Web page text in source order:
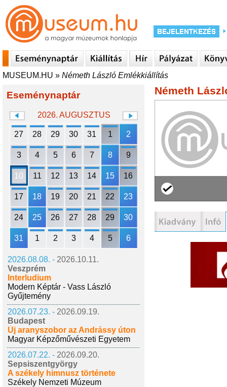
MUSEUM.HU » Németh László Emlékkiállítás
Eseménynaptár
2026. AUGUSZTUS
27 28 29 30 31 1 2
3 4 5 6 7 8 9
10 11 12 13 14 15 16
17 18 19 20 21 22 23
24 25 26 27 28 29 30
31 1 2 3 4 5 6
2026.08.08. - 2026.10.11.
Veszprém
Interludium
Modern Képtár - Vass László
Gyűjtemény
2026.07.23. - 2026.09.19.
Budapest
Új aranyszobor az Andrássy úton
Magyar Képzőművészeti Egyetem
2026.07.22. - 2026.09.20.
Sepsiszentgyörgy
A székely himnusz története
Székely Nemzeti Múzeum
Németh